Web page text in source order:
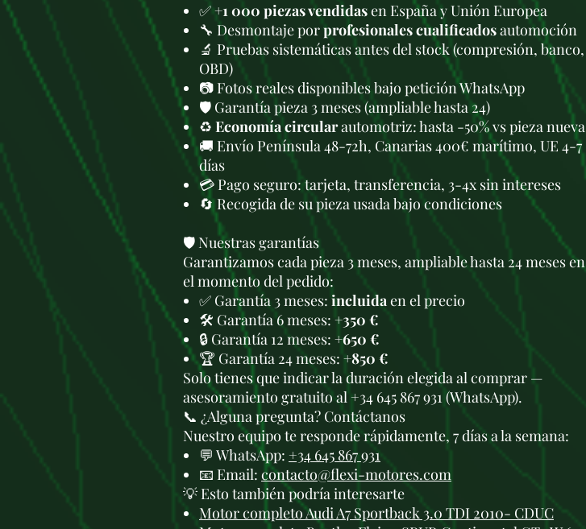
✅+1 000 piezas vendidasen España y Unión Europea
🔧 Desmontaje porprofesionales cualificadosautomoción
🔬 Pruebas sistemáticas antes del stock (compresión, banco,
OBD)
📷 Fotos reales disponibles bajo petición WhatsApp
🛡️ Garantía pieza 3 meses (ampliable hasta 24)
♻️ Economía circularautomotriz: hasta -50% vs pieza nueva
🚚 Envío Península 48-72h, Canarias 400€ marítimo, UE 4-7
días
💳 Pago seguro: tarjeta, transferencia, 3-4x sin intereses
🔄 Recogida de su pieza usada bajo condiciones
🛡️ Nuestras garantías
Garantizamos cada pieza 3 meses, ampliable hasta 24 meses en
el momento del pedido:
✅ Garantía 3 meses: incluidaen el precio
🛠️ Garantía 6 meses: +350 €
🔒 Garantía 12 meses: +650 €
🏆 Garantía 24 meses: +850 €
Solo tienes que indicar la duración elegida al comprar —
asesoramiento gratuito al +34 645 867 931 (WhatsApp).
📞 ¿Alguna pregunta? Contáctanos
Nuestro equipo te responde rápidamente, 7 días a la semana:
💬 WhatsApp: +34 645 867 931
📧 Email: contacto@flexi-motores.com
💡 Esto también podría interesarte
Motor completo Audi A7 Sportback 3.0 TDI 2010- CDUC